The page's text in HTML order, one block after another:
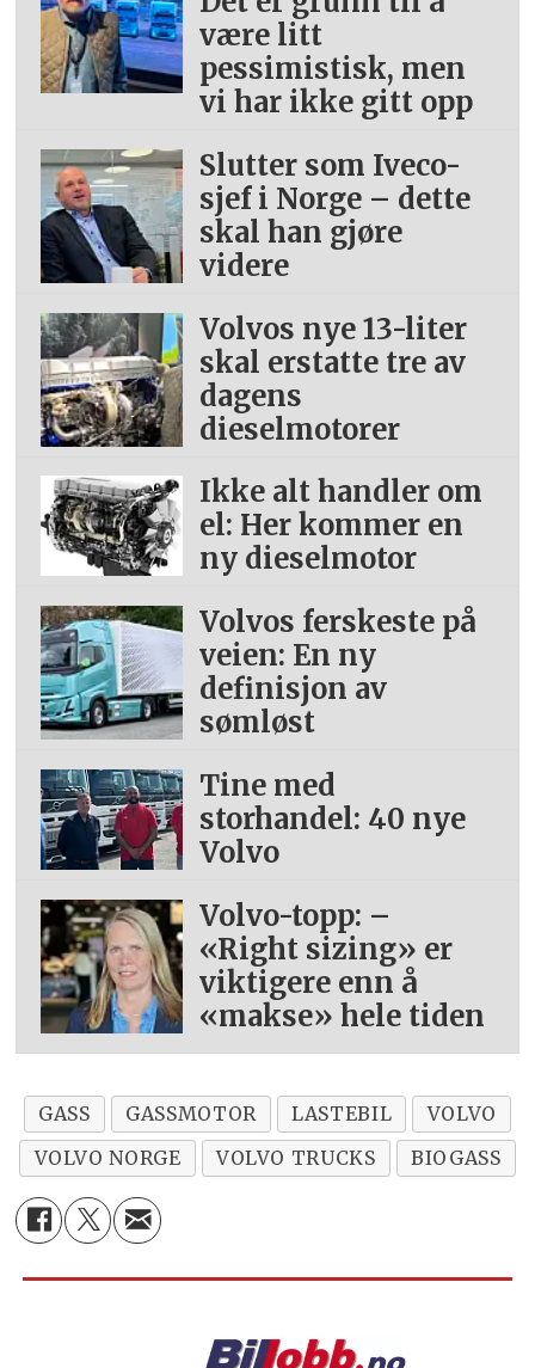
Biometan produseres av organisk
avfall og omdannes flytende til
bio-LNG. Dette er et fornybart
eksisterende infrastruktur.
Bio-LNG er ett av flere alternativer
for forbrenningsmotorer. Slike
Trucks’ drivlinjestrategi for å nå
målet om netto null utslipp fra
eksos innen 2040.
Volvo Trucks’ strategi bygger på
tre teknologispor: batterielektriske
kjøretøy, hydrogenelektriske
som bruker fornybare drivstoff.
være litt
pessimistisk, men
vi har ikke gitt opp
Slutter som Iveco-
sjef i Norge – dette
skal han gjøre
videre
Volvos nye 13-liter
skal erstatte tre av
dagens
dieselmotorer
Ikke alt handler om
el: Her kommer en
ny dieselmotor
Volvos ferskeste på
veien: En ny
definisjon av
sømløst
Tine med
storhandel: 40 nye
Volvo
Volvo-topp: –
«Right sizing» er
viktigere enn å
«makse» hele tiden
GASS GASSMOTOR LASTEBIL
VOLVO
VOLVO NORGE
VOLVO TRUCKS BIOGASS